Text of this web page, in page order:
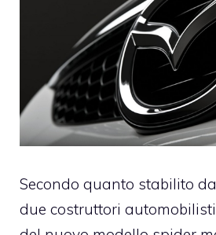
Secondo quanto stabilito
due costruttori